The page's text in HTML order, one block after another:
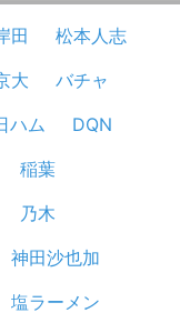
田
松本人志
大
バチャ
ハム
DQN
稲葉
乃木
神田沙也加
塩ラーメン